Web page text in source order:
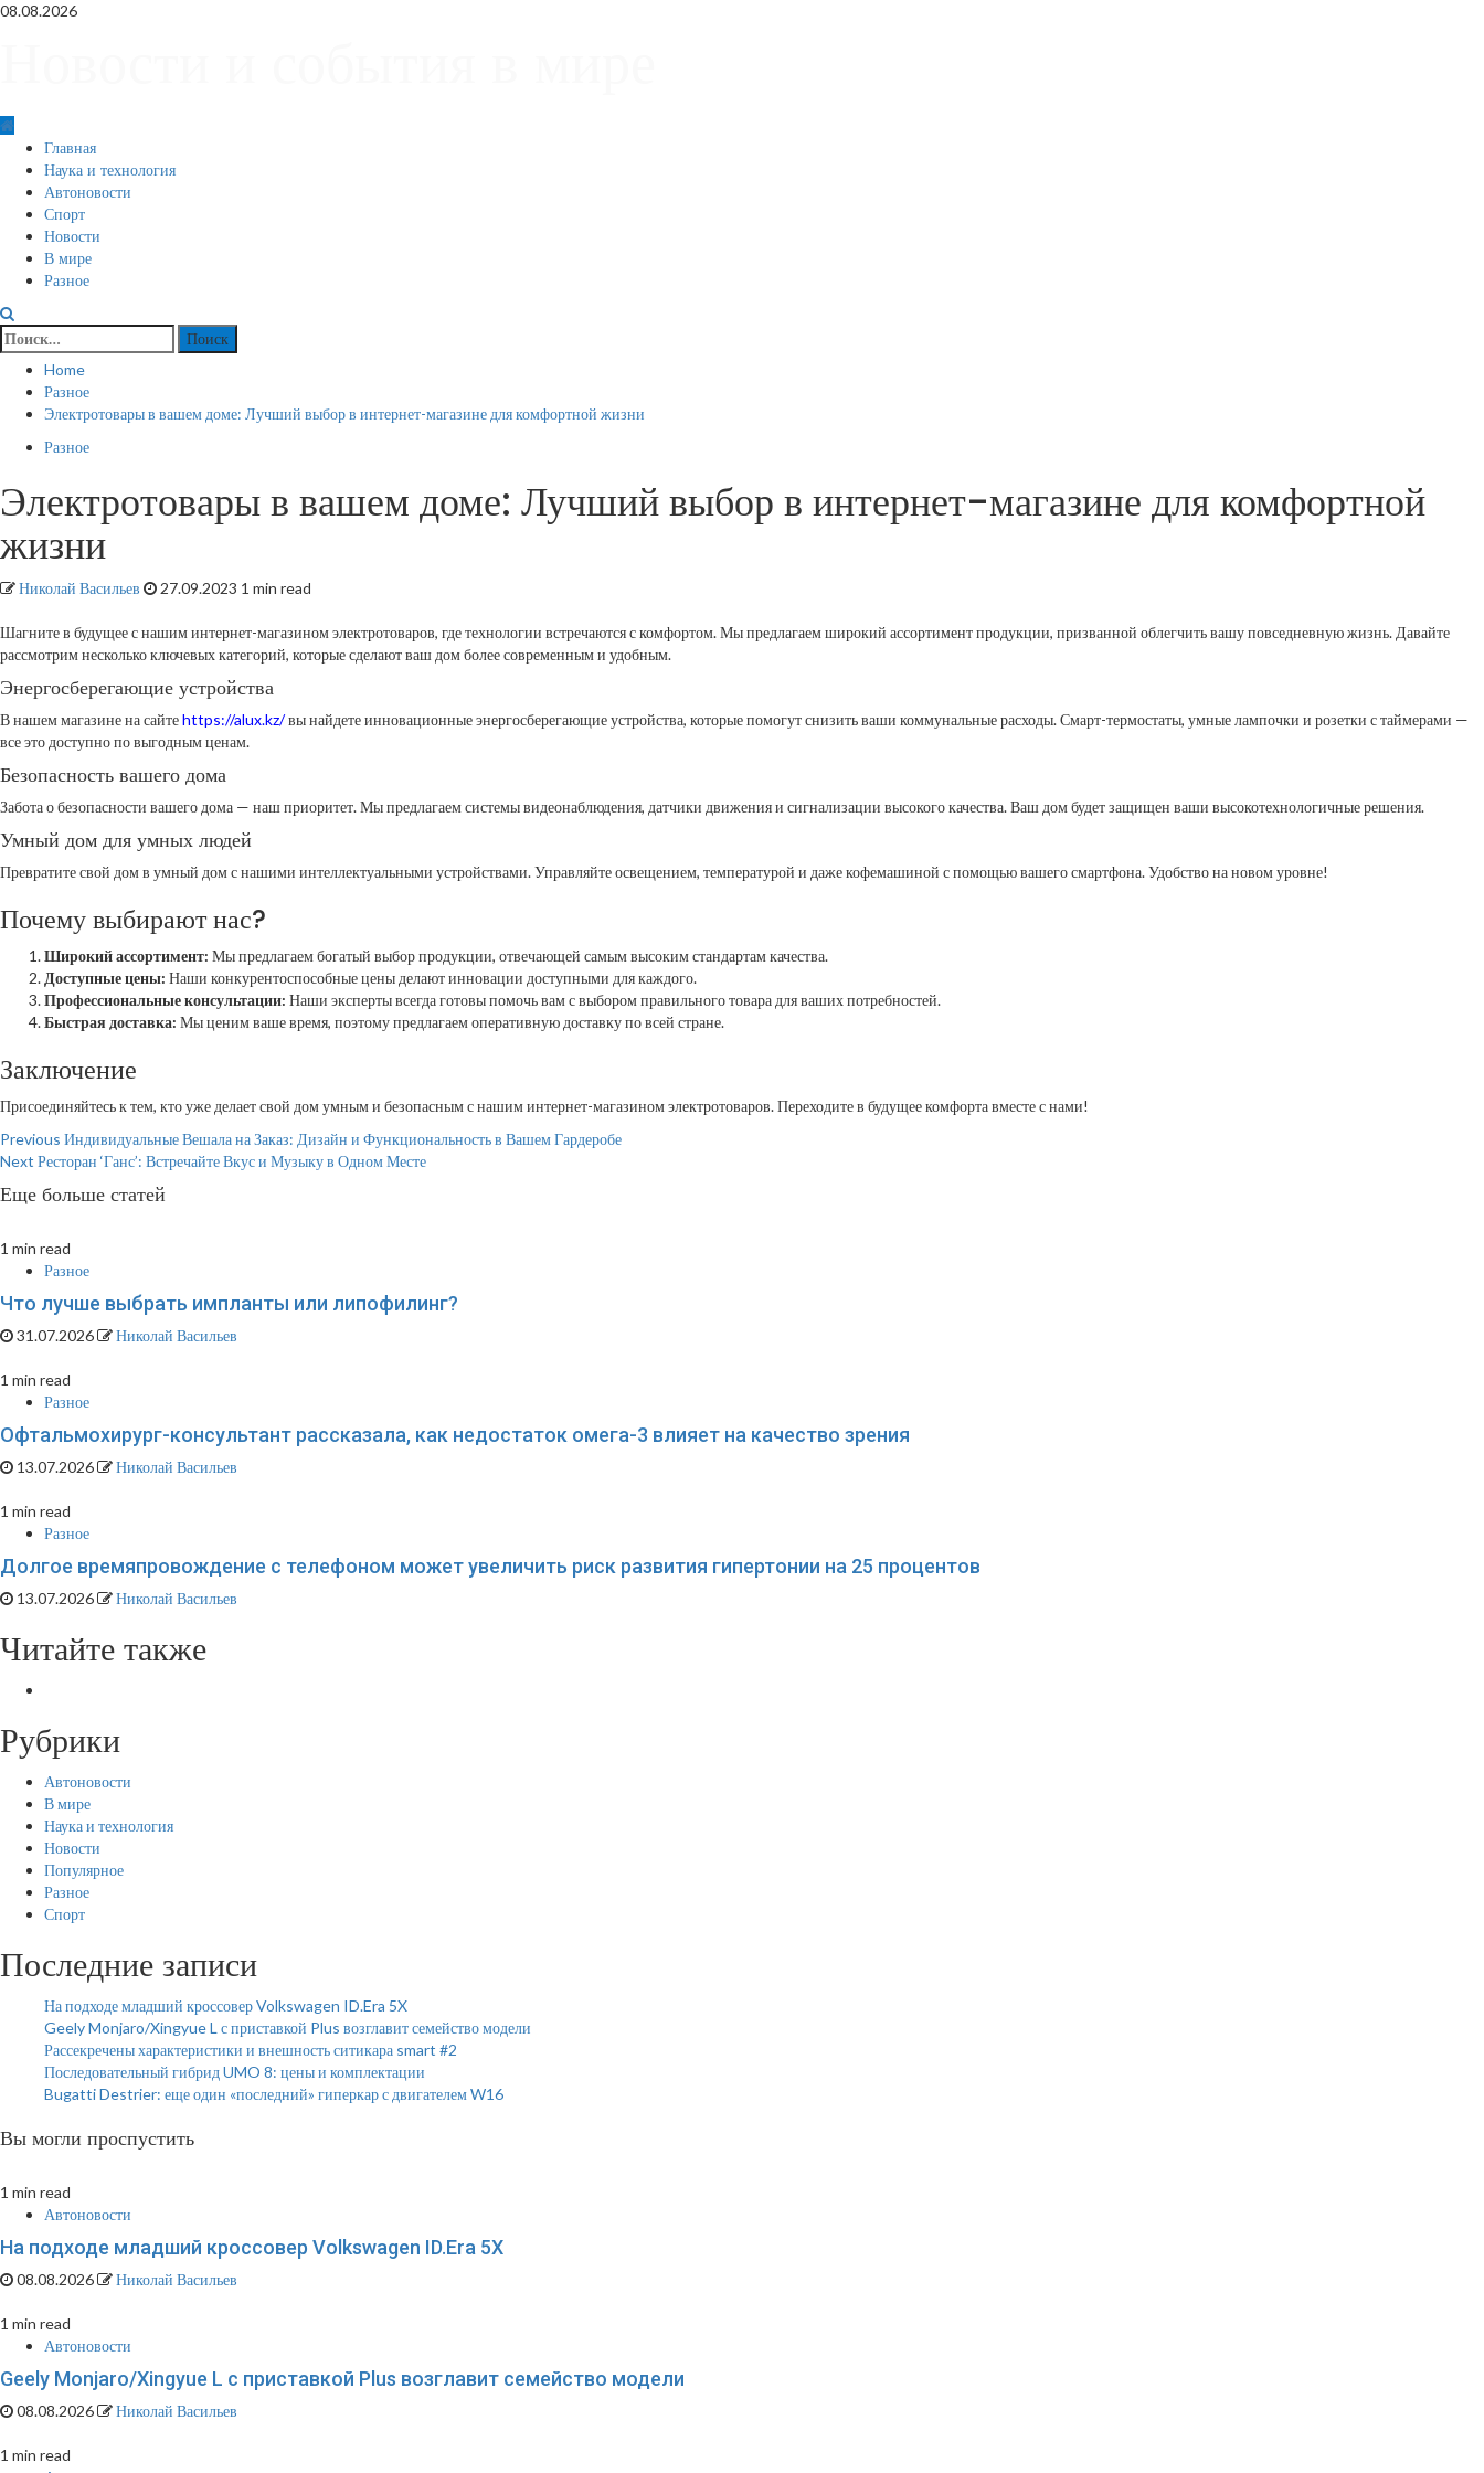
Skip
08.08.2026
Primary
Menu
Главная
Наука и технология
Автоновости
Спорт
Новости
В мире
Разное
Найти:
Home
Разное
Электротовары в вашем доме: Лучший выбор в интернет-магазине для комфортной жизни
Разное
Электротовары в вашем доме: Лучший выбор в интернет-магазине для комфортной
жизни
Николай Васильев 27.09.2023 1 min read
Шагните в будущее с нашим интернет-магазином электротоваров, где технологии встречаются с комфортом. Мы предлагаем широкий ассортимент продукции, призванной облегчить вашу повседневную жизнь. Давайте
рассмотрим несколько ключевых категорий, которые сделают ваш дом более современным и удобным.
Энергосберегающие устройства
В нашем магазине на сайтеhttps://alux.kz/вы найдете инновационные энергосберегающие устройства, которые помогут снизить ваши коммунальные расходы. Смарт-термостаты, умные лампочки и розетки с таймерами —
все это доступно по выгодным ценам.
Безопасность вашего дома
Забота о безопасности вашего дома — наш приоритет. Мы предлагаем системы видеонаблюдения, датчики движения и сигнализации высокого качества. Ваш дом будет защищен ваши высокотехнологичные решения.
Умный дом для умных людей
Превратите свой дом в умный дом с нашими интеллектуальными устройствами. Управляйте освещением, температурой и даже кофемашиной с помощью вашего смартфона. Удобство на новом уровне!
Почему выбирают нас?
Широкий ассортимент: Мы предлагаем богатый выбор продукции, отвечающей самым высоким стандартам качества.
Доступные цены: Наши конкурентоспособные цены делают инновации доступными для каждого.
Профессиональные консультации: Наши эксперты всегда готовы помочь вам с выбором правильного товара для ваших потребностей.
Быстрая доставка: Мы ценим ваше время, поэтому предлагаем оперативную доставку по всей стране.
Заключение
Присоединяйтесь к тем, кто уже делает свой дом умным и безопасным с нашим интернет-магазином электротоваров. Переходите в будущее комфорта вместе с нами!
Continue
Reading
Previous Индивидуальные Вешала на Заказ: Дизайн и Функциональность в Вашем Гардеробе
Next Ресторан ‘Ганс’: Встречайте Вкус и Музыку в Одном Месте
Еще больше статей
1 min read
Разное
Что лучше выбрать импланты или липофилинг?
31.07.2026 Николай Васильев
1 min read
Разное
Офтальмохирург-консультант рассказала, как недостаток омега-3 влияет на качество зрения
13.07.2026 Николай Васильев
1 min read
Разное
Долгое времяпровождение с телефоном может увеличить риск развития гипертонии на 25 процентов
13.07.2026 Николай Васильев
Читайте также
Рубрики
Автоновости
В мире
Наука и технология
Новости
Популярное
Разное
Спорт
Последние записи
На подходе младший кроссовер Volkswagen ID.Era 5X
Geely Monjaro/Xingyue L с приставкой Plus возглавит семейство модели
Рассекречены характеристики и внешность ситикара smart #2
Последовательный гибрид UMO 8: цены и комплектации
Bugatti Destrier: еще один «последний» гиперкар с двигателем W16
Вы могли проспустить
1 min read
Автоновости
На подходе младший кроссовер Volkswagen ID.Era 5X
08.08.2026 Николай Васильев
1 min read
Автоновости
Geely Monjaro/Xingyue L с приставкой Plus возглавит семейство модели
08.08.2026 Николай Васильев
1 min read